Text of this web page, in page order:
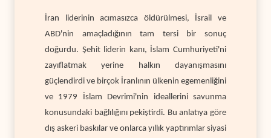
İran liderinin acımasızca öldürülmesi, İsrail ve
ABD'nin amaçladığının tam tersi bir sonuç
doğurdu. Şehit liderin kanı, İslam Cumhuriyeti'ni
zayıflatmak yerine halkın dayanışmasını
güçlendirdi ve birçok İranlının ülkenin egemenliğini
ve 1979 İslam Devrimi'nin ideallerini savunma
konusundaki bağlılığını pekiştirdi. Bu anlatıya göre
dış askeri baskılar ve onlarca yıllık yaptırımlar siyasi